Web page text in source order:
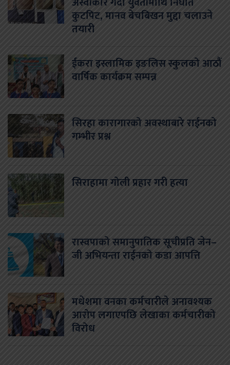
कुटपिट, मानव बेचबिखन मुद्दा चलाउने
तयारी
ईकरा इस्लामिक इङलिस स्कुलको आठौं
वार्षिक कार्यक्रम सम्पन्न
सिरहा कारागारको अवस्थाबारे राईनको
गम्भीर प्रश्न
सिराहामा गोली प्रहार गरी हत्या
रास्वपाको समानुपातिक सूचीप्रति जेन–
जी अभियन्ता राईनको कडा आपत्ति
मधेशमा वनका कर्मचारीले अनावश्यक
आरोप लगाएपछि लेखाका कर्मचारीको
विरोध